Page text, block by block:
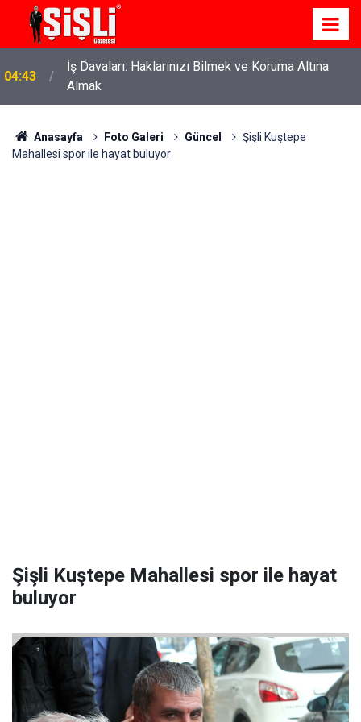
04:43
İş Davaları: Haklarınızı Bilmek ve Koruma Altına
Almak
Anasayfa Foto Galeri Güncel
Şişli Kuştepe
Mahallesi spor ile hayat buluyor
Şişli Kuştepe Mahallesi spor ile hayat
buluyor